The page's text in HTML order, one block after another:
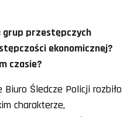
grup przestępczych
ekonomicznej?
czasie?
Biuro Śledcze Policji rozbiło
charakterze,